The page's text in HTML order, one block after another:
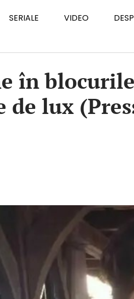
SERIALE VIDEO
în
lux